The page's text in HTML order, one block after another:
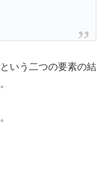
いう二つの要素の結